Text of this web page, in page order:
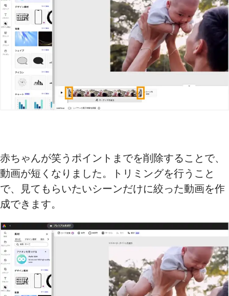
赤ちゃんが笑うポイントまでを削除することで、
動画が短くなりました。トリミングを行うこと
で、見てもらいたいシーンだけに絞った動画を作
成できます。